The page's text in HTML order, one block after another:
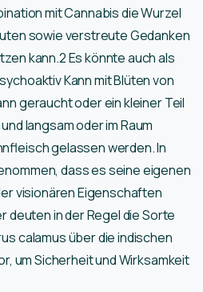
mit Cannabis die Wurzel
sowie verstreute Gedanken
kann.2 Es könnte auch als
Kann mit Blüten von
geraucht oder ein kleiner Teil
langsam oder im Raum
gelassen werden. In
dass es seine eigenen
visionären Eigenschaften
deuten in der Regel die Sorte
calamus über die indischen
um Sicherheit und Wirksamkeit